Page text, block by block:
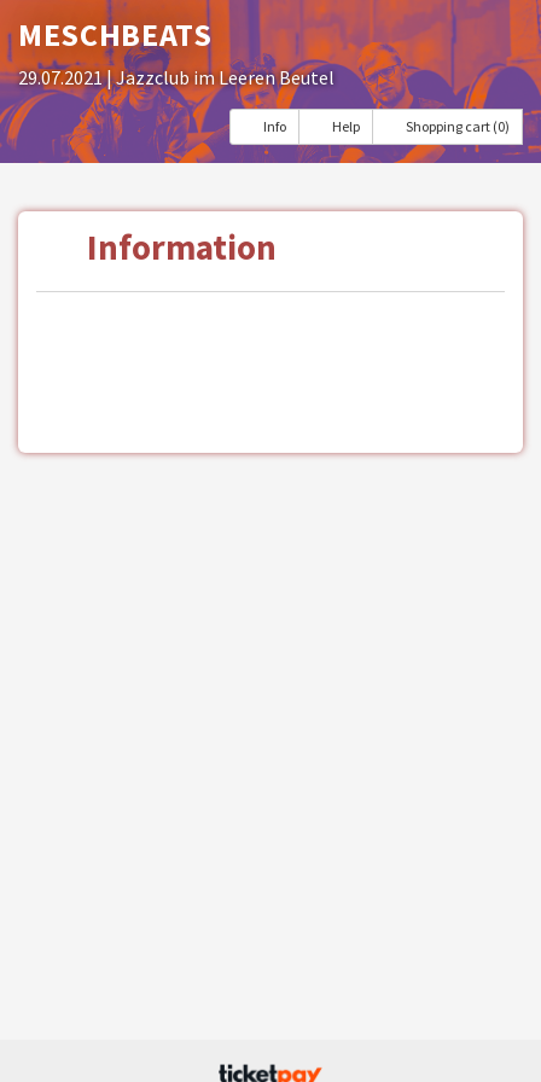
MESCHBEATS
29.07.2021| Jazzclub im Leeren Beutel
Info Help Shopping cart (0)
Information